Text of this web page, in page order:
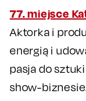
77. miejsce
Aktorka i
energią i
pasja do
show-